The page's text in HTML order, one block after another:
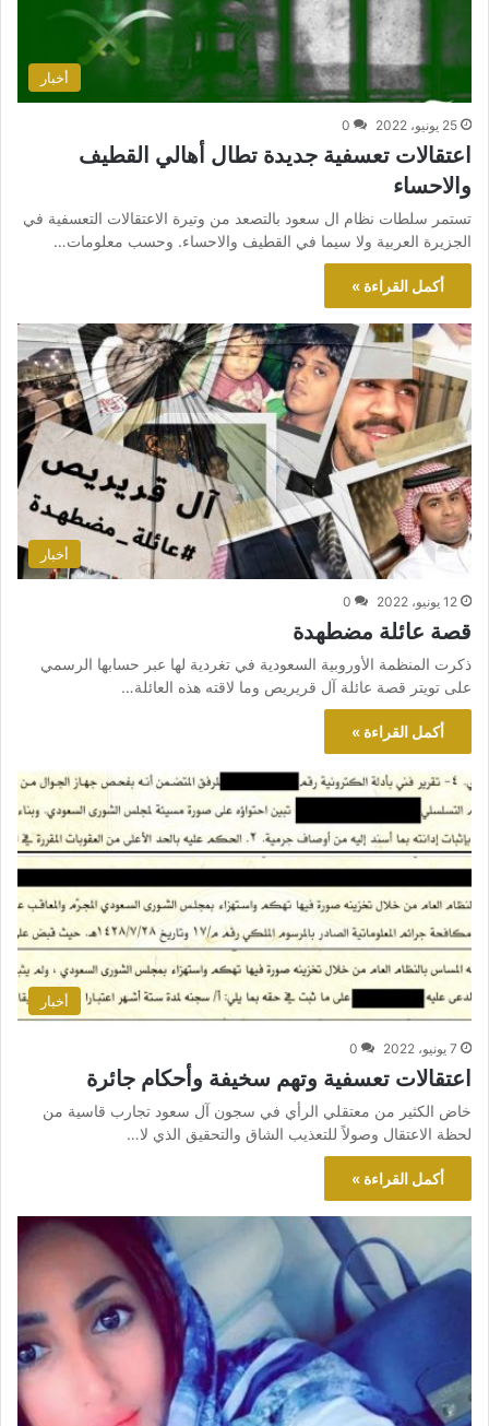
أخبار
25 يونيو، 2022 0
اعتقالات تعسفية جديدة تطال أهالي القطيف
والاحساء
تستمر سلطات نظام ال سعود بالتصعد من وتيرة الاعتقالات التعسفية في
الجزيرة العربية ولا سيما في القطيف والاحساء. وحسب معلومات…
أكمل القراءة »
أخبار
12 يونيو، 2022 0
قصة عائلة مضطهدة
ذكرت المنظمة الأوروبية السعودية في تغردية لها عبر حسابها الرسمي
على تويتر قصة عائلة آل قريريص وما لاقته هذه العائلة…
أكمل القراءة »
أخبار
7 يونيو، 2022 0
اعتقالات تعسفية وتهم سخيفة وأحكام جائرة
خاض الكثير من معتقلي الرأي في سجون آل سعود تجارب قاسية من
لحظة الاعتقال وصولاً للتعذيب الشاق والتحقيق الذي لا…
أكمل القراءة »